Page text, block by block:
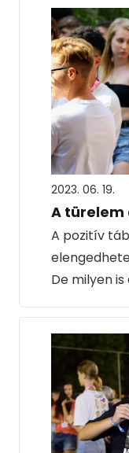
2023. 06. 19.
A türelem
A pozitív
De milyen